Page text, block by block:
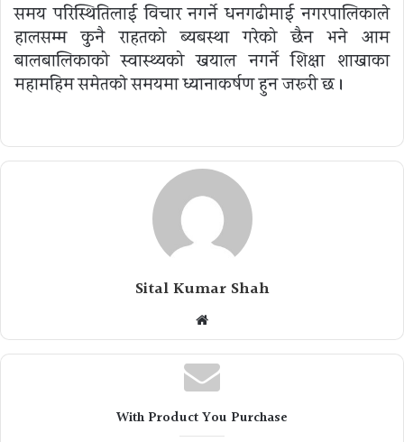
समय परिस्थितिलाई विचार नगर्ने धनगढीमाई नगरपालिकाले
हालसम्म कुनै राहतको ब्यबस्था गरेको छैन भने आम
बालबालिकाको स्वास्थ्यको खयाल नगर्ने शिक्षा शाखाका
महामहिम समेतकाे समयमा ध्यानाकर्षण हुन जरूरी छ ।
Sital Kumar Shah
Website
With Product You Purchase